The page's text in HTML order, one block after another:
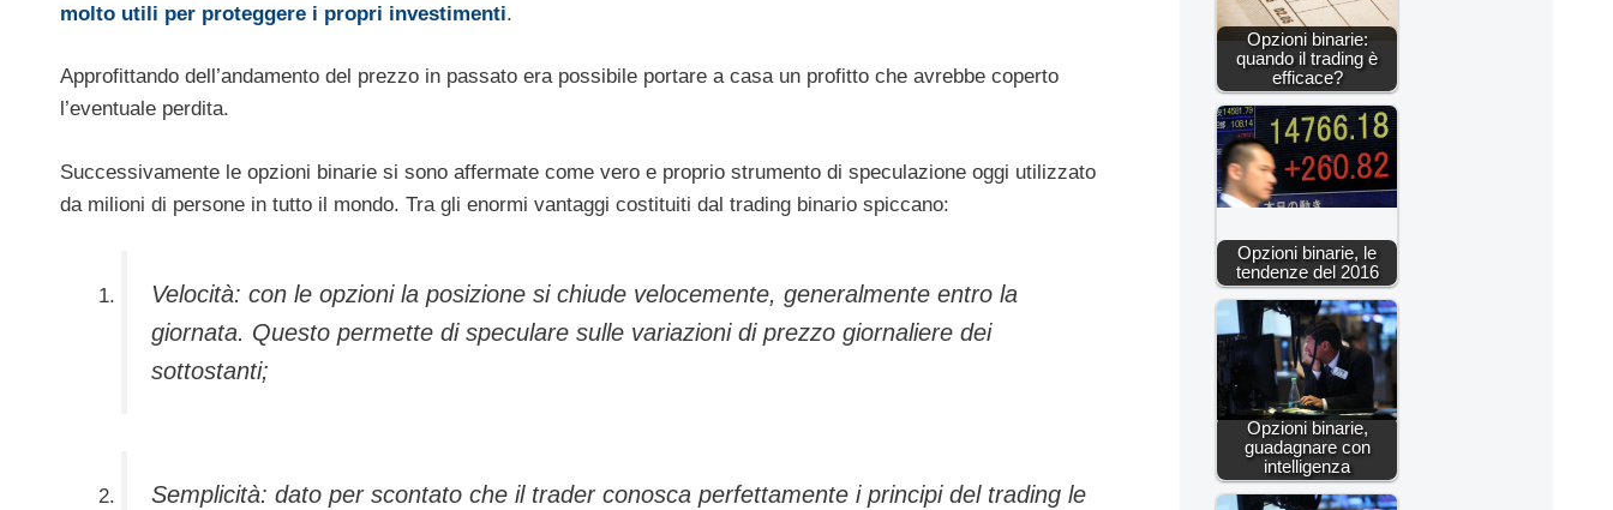
molto utili per proteggere i propri investimenti.
Approfittando dell’andamento del prezzo in passato era possibile portare a casa un profitto che avrebbe coperto
l’eventuale perdita.
Successivamente le opzioni binarie si sono affermate come vero e proprio strumento di speculazione oggi utilizzato
da milioni di persone in tutto il mondo. Tra gli enormi vantaggi costituiti dal trading binario spiccano:
Velocità: con le opzioni la posizione si chiude velocemente, generalmente entro la
giornata. Questo permette di speculare sulle variazioni di prezzo giornaliere dei
sottostanti;
Semplicità: dato per scontato che il trader conosca perfettamente i principi del trading le
Opzioni binarie:
quando il trading è
efficace?
Opzioni binarie, le
tendenze del 2016
Opzioni binarie,
guadagnare con
intelligenza